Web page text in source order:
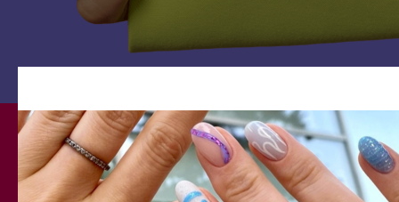
ГОД
ПРОСТОТА
МАСШТАБИРОВАНИЯ